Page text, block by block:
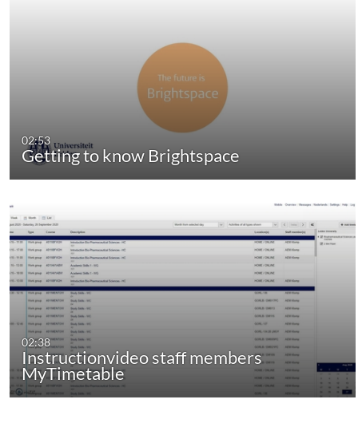
02:53
Getting to know Brightspace
02:38
Instructionvideo staff members
MyTimetable